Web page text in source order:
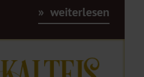
weiterlesen